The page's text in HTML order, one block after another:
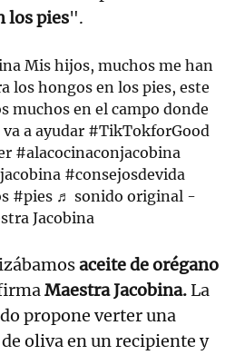
los pies".
Mis hijos, muchos me han
los hongos en los pies, este
muchos en el campo donde
a ayudar #TikTokforGood
#alacocinaconjacobina
#consejosdevida
#pies ♬ sonido original -
Jacobina
aceite de orégano
Maestra Jacobina.La
propone verter una
oliva en un recipiente y